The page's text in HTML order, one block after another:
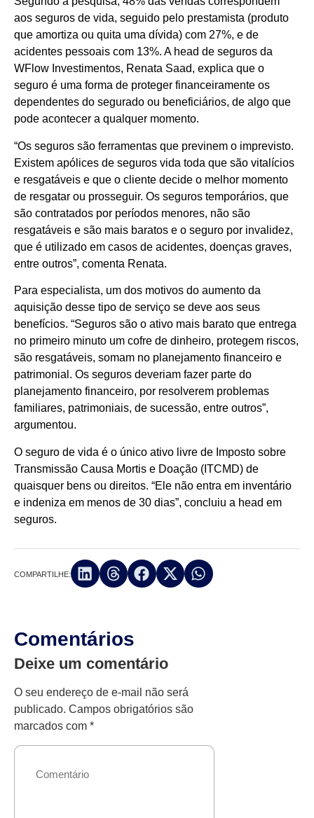
aos seguros de vida, seguido pelo prestamista (produto
que amortiza ou quita uma dívida) com 27%, e de
acidentes pessoais com 13%. A head de seguros da
WFlow Investimentos, Renata Saad, explica que o
seguro é uma forma de proteger financeiramente os
dependentes do segurado ou beneficiários, de algo que
pode acontecer a qualquer momento.
“Os seguros são ferramentas que previnem o imprevisto.
Existem apólices de seguros vida toda que são vitalícios
e resgatáveis e que o cliente decide o melhor momento
de resgatar ou prosseguir. Os seguros temporários, que
são contratados por períodos menores, não são
resgatáveis e são mais baratos e o seguro por invalidez,
que é utilizado em casos de acidentes, doenças graves,
entre outros”, comenta Renata.
Para especialista, um dos motivos do aumento da
aquisição desse tipo de serviço se deve aos seus
benefícios. “Seguros são o ativo mais barato que entrega
no primeiro minuto um cofre de dinheiro, protegem riscos,
são resgatáveis, somam no planejamento financeiro e
patrimonial. Os seguros deveriam fazer parte do
planejamento financeiro, por resolverem problemas
familiares, patrimoniais, de sucessão, entre outros”,
argumentou.
O seguro de vida é o único ativo livre de Imposto sobre
Transmissão Causa Mortis e Doação (ITCMD) de
quaisquer bens ou direitos. “Ele não entra em inventário
e indeniza em menos de 30 dias”, concluiu a head em
seguros.
COMPARTILHE:
Comentários
Deixe um comentário
O seu endereço de e-mail não será
publicado. Campos obrigatórios são
marcados com *